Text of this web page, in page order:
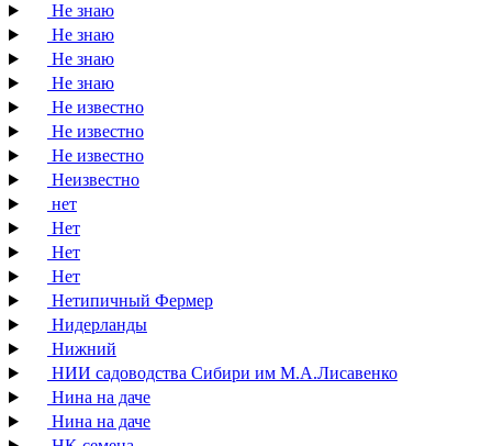
Не знаю
Не знаю
Не знаю
Не знаю
Не известно
Не известно
Не известно
Неизвестно
нет
Нет
Нет
Нет
Нетипичный Фермер
Нидерланды
Нижний
НИИ садоводства Сибири им М.А.Лисавенко
Нина на даче
Нина на даче